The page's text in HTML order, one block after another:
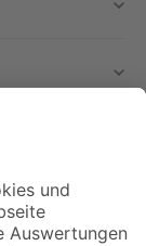
verpassen!